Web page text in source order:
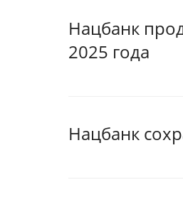
Нацбанк
2025 года
Нацбанк